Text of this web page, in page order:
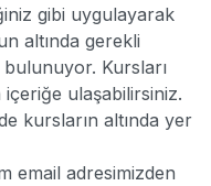
gibi uygulayarak
altında gerekli
Kursları
ulaşabilirsiniz.
kursların altında yer
email adresimizden